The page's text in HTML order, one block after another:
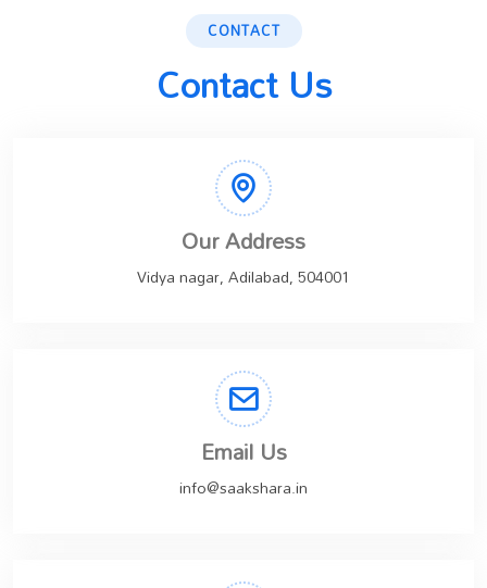
CONTACT
Contact Us
Our Address
Vidya nagar, Adilabad, 504001
Email Us
info@saakshara.in